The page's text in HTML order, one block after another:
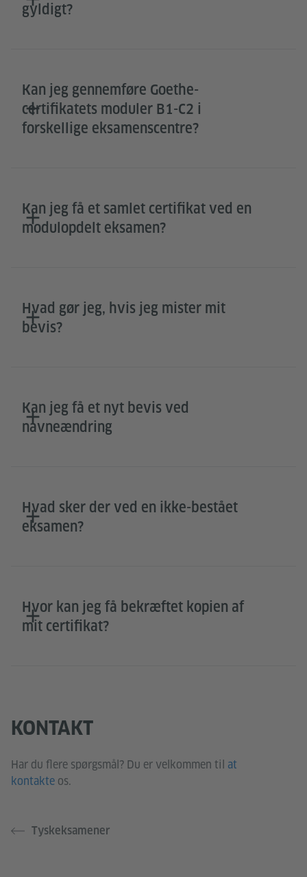
gyldigt?
Kan jeg gennemføre Goethe-
certifikatets moduler B1-C2 i
forskellige eksamenscentre?
Kan jeg få et samlet certifikat ved en
modulopdelt eksamen?
Hvad gør jeg, hvis jeg mister mit
bevis?
Kan jeg få et nyt bevis ved
navneændring
Hvad sker der ved en ikke-bestået
eksamen?
Hvor kan jeg få bekræftet kopien af
mit certifikat?
KONTAKT
Har du flere spørgsmål? Du er velkommen til at
kontakte os.
Tyskeksamener